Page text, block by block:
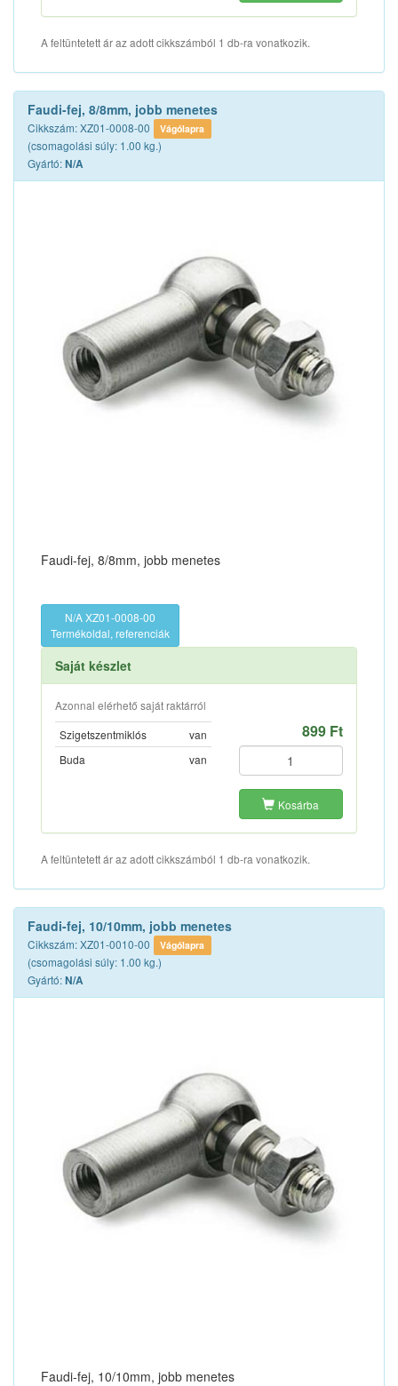
A feltüntetett ár az adott cikkszámból 1 db-ra vonatkozik.
Faudi-fej, 8/8mm, jobb menetes
Cikkszám: XZ01-0008-00 Vágólapra
(csomagolási súly: 1.00 kg.)
Gyártó:N/A
Faudi-fej, 8/8mm, jobb menetes
N/A XZ01-0008-00
Termékoldal, referenciák
Saját készlet
Azonnal elérhető saját raktárról
Szigetszentmiklós
van
Buda
van
899 Ft
Kosárba
A feltüntetett ár az adott cikkszámból 1 db-ra vonatkozik.
Faudi-fej, 10/10mm, jobb menetes
Cikkszám: XZ01-0010-00 Vágólapra
(csomagolási súly: 1.00 kg.)
Gyártó:N/A
Faudi-fej, 10/10mm, jobb menetes